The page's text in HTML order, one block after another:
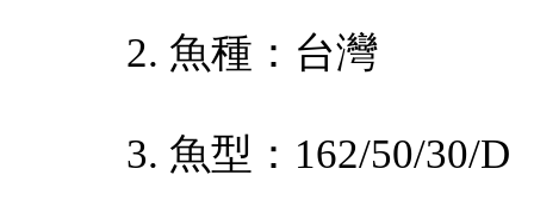
2. 魚種：台灣
3. 魚型：162/50/30/D